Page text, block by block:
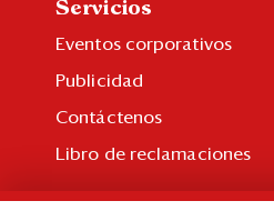
Servicios
Eventos corporativos
Publicidad
Contáctenos
Libro de reclamaciones